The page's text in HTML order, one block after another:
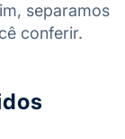
separamos
conferir.